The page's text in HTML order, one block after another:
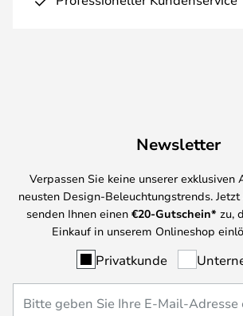
Newsletter
Verpassen Sie keine unserer exklusiven
neusten Design-Beleuchtungstrends.
senden Ihnen einen €20-Gutschein* zu,
Einkauf in unserem Onlineshop
Privatkunde